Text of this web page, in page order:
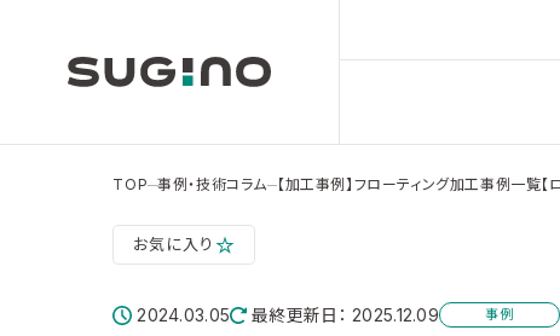
TOP 事例・技術コラム 【加工事例】フローティング加工事例一覧【
お気に入り
2024.03.05 最終更新日： 2025.12.09 事例